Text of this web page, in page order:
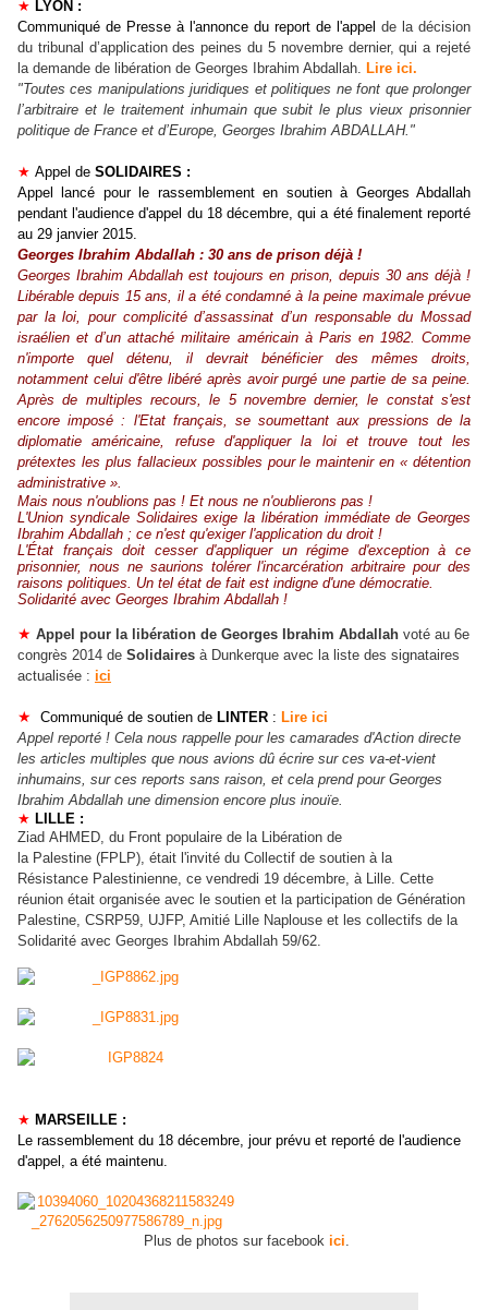
★ LYON :
Communiqué de Presse à l'annonce du report de l'appel de la décision
du tribunal d’application des peines du 5 novembre dernier, qui a rejeté
la demande de libération de Georges Ibrahim Abdallah. Lire ici.
"Toutes ces manipulations juridiques et politiques ne font que prolonger
l’arbitraire et le traitement inhumain que subit le plus vieux prisonnier
politique de France et d’Europe, Georges Ibrahim ABDALLAH."
★ Appel de SOLIDAIRES :
Appel lancé pour le rassemblement en soutien à Georges Abdallah
pendant l'audience d'appel du 18 décembre, qui a été finalement reporté
au 29 janvier 2015.
Georges Ibrahim Abdallah : 30 ans de prison déjà !
Georges Ibrahim Abdallah est toujours en prison, depuis 30 ans déjà !
Libérable depuis 15 ans, il a été condamné à la peine maximale prévue
par la loi, pour complicité d’assassinat d’un responsable du Mossad
israélien et d’un attaché militaire américain à Paris en 1982. Comme
n'importe quel détenu, il devrait bénéficier des mêmes droits,
notamment celui d'être libéré après avoir purgé une partie de sa peine.
Après de multiples recours, le 5 novembre dernier, le constat s'est
encore imposé : l'Etat français, se soumettant aux pressions de la
diplomatie américaine, refuse d'appliquer la loi et trouve tout les
prétextes les plus fallacieux possibles pour le maintenir en « détention
administrative ».
Mais nous n'oublions pas ! Et nous ne n'oublierons pas !
L'Union syndicale Solidaires exige la libération immédiate de Georges
Ibrahim Abdallah ; ce n'est qu'exiger l'application du droit !
L'État français doit cesser d'appliquer un régime d'exception à ce
prisonnier, nous ne saurions tolérer l'incarcération arbitraire pour des
raisons politiques. Un tel état de fait est indigne d'une démocratie.
Solidarité avec Georges Ibrahim Abdallah !
★ Appel pour la libération de Georges Ibrahim Abdallah voté au 6e
congrès 2014 de Solidaires à Dunkerque avec la liste des signataires
actualisée : ici
★ Communiqué de soutien de LINTER : Lire ici
Appel reporté ! Cela nous rappelle pour les camarades d'Action directe
les articles multiples que nous avions dû écrire sur ces va-et-vient
inhumains, sur ces reports sans raison, et cela prend pour Georges
Ibrahim Abdallah une dimension encore plus inouïe.
★ LILLE :
Ziad AHMED, du Front populaire de la Libération de
la Palestine (FPLP), était l'invité du Collectif de soutien à la
Résistance Palestinienne, ce vendredi 19 décembre, à Lille. Cette
réunion était organisée avec le soutien et la participation de Génération
Palestine, CSRP59, UJFP, Amitié Lille Naplouse et les collectifs de la
Solidarité avec Georges Ibrahim Abdallah 59/62.
★ MARSEILLE :
Le rassemblement du 18 décembre, jour prévu et reporté de l'audience
d'appel, a été maintenu.
Plus de photos sur facebook ici.